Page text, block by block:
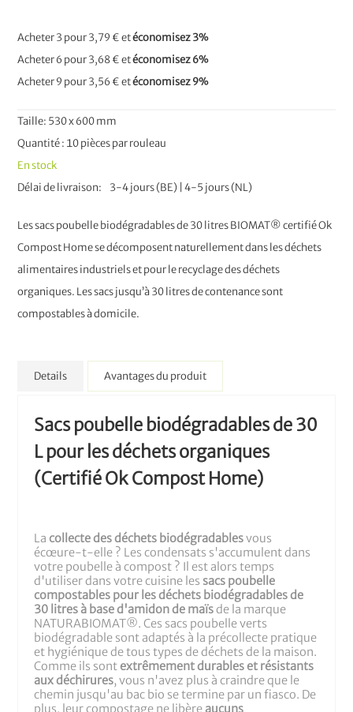
Les sacs poubelle biodégradables de 30 litres BIOMAT® certifié Ok
Compost Home se décomposent naturellement dans les déchets
alimentaires industriels et pour le recyclage des déchets
organiques. Les sacs jusqu’à 30 litres de contenance sont
compostables à domicile.
Taille: 530 x 600 mm
Quantité : 10 pièces par rouleau
En stock
Délai de livraison
3-4 jours (BE) | 4-5 jours (NL)
Acheter 3 pour3,79 € etéconomisez3%
Acheter 6 pour3,68 € etéconomisez6%
Acheter 9 pour3,56 € etéconomisez9%
Details
Sacs poubelle biodégradables de 30
L pour les déchets organiques
(Certifié Ok Compost Home)
La collecte des déchets biodégradablesvous
écœure-t-elle ? Les condensats s'accumulent dans
votre poubelle à compost ? Il est alors temps
d'utiliser dans votre cuisine les sacs poubelle
compostables pour les déchets biodégradables de
30 litres à base d'amidon de maïsde la marque
NATURABIOMAT®. Ces sacs poubelle verts
biodégradable sont adaptés à la précollecte pratique
et hygiénique de tous types de déchets de la maison.
Comme ils sont extrêmement durables et résistants
aux déchirures, vous n'avez plus à craindre que le
chemin jusqu'au bac bio se termine par un fiasco. De
plus, leur compostage ne libère aucuns
Avantages du produit